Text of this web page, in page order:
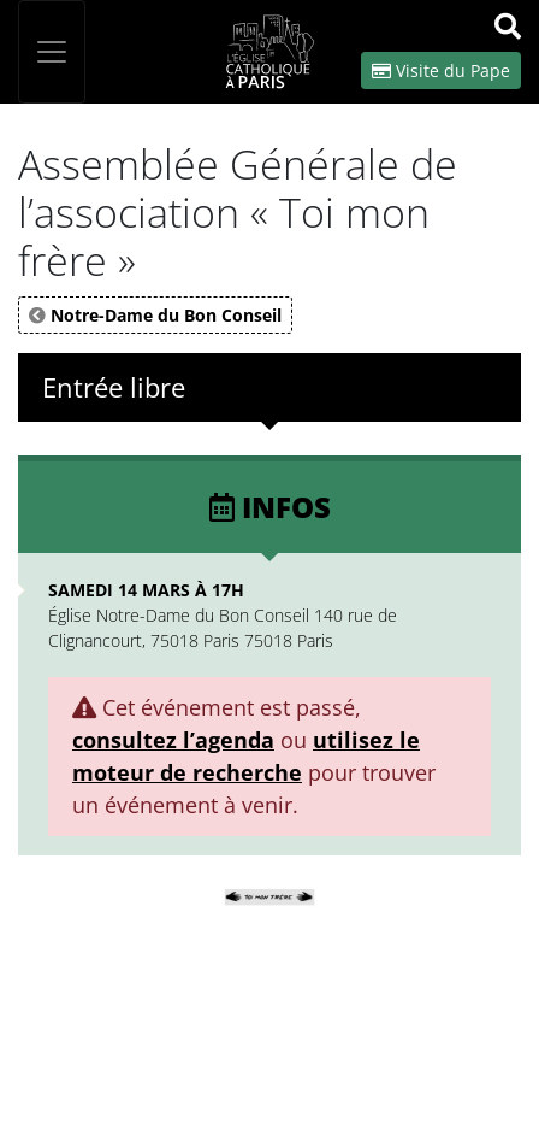
OK
Visite du Pape
Assemblée Générale de
l’association « Toi mon
frère »
Notre-Dame du Bon Conseil
Entrée libre
INFOS
SAMEDI 14 MARS À 17H
Église Notre-Dame du Bon Conseil 140 rue de
Clignancourt, 75018 Paris 75018 Paris
Cet événement est passé,
consultez l’agenda ou utilisez le
moteur de recherche pour trouver
un événement à venir.
Panneau de gestion des cookies